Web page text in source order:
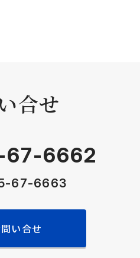
合せ
67-6662
67-6663
い合せ